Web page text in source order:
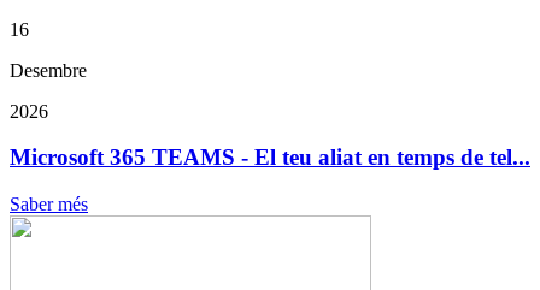
16
Desembre
2026
Microsoft 365 TEAMS - El teu aliat en temps de tel...
Saber més